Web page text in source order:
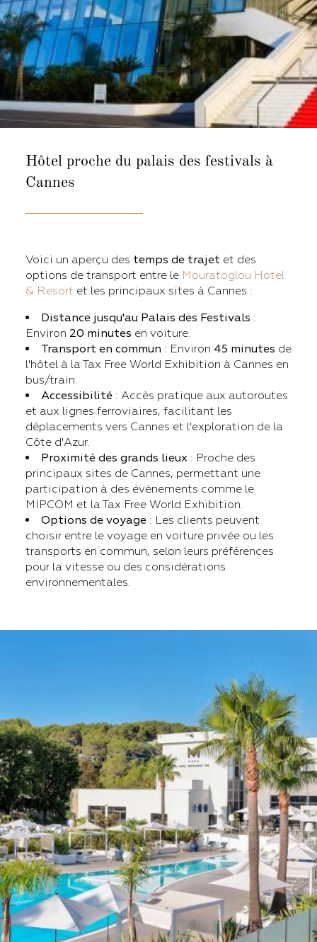
Hôtel proche du palais des festivals à
Cannes
Voici un aperçu des temps de trajet et des
options de transport entre le Mouratoglou Hotel
& Resort et les principaux sites à Cannes :
Distance jusqu'au Palais des Festivals :
Environ 20 minutes en voiture.
Transport en commun : Environ 45 minutes de
l'hôtel à la Tax Free World Exhibition à Cannes en
bus/train.
Accessibilité : Accès pratique aux autoroutes
et aux lignes ferroviaires, facilitant les
déplacements vers Cannes et l'exploration de la
Côte d'Azur.
Proximité des grands lieux : Proche des
principaux sites de Cannes, permettant une
participation à des événements comme le
MIPCOM et la Tax Free World Exhibition.
Options de voyage : Les clients peuvent
choisir entre le voyage en voiture privée ou les
transports en commun, selon leurs préférences
pour la vitesse ou des considérations
environnementales.